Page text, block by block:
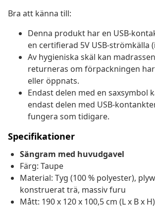
Bra att känna till:
Denna produkt har en USB-
en certifierad 5V USB-strömkälla
Av hygieniska skäl kan
returneras om förpackningen
eller öppnats.
Endast delen med en saxsymbol
endast delen med USB-
fungera som tidigare.
Specifikationer
Sängram med huvudgavel
Färg: Taupe
Material: Tyg (100 % polyester),
konstruerat trä, massiv furu
Mått: 190 x 120 x 100,5 cm (L x B x H)